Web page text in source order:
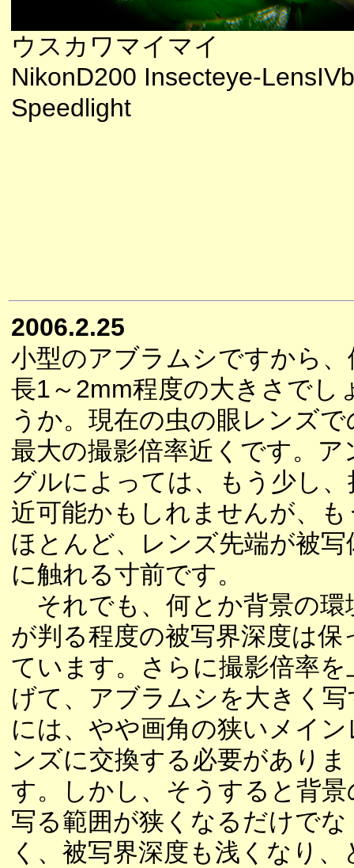
ウスカワマイマイ
NikonD200 Insecteye-
Speedlight
2006.2.25
小型のアブラムシですから、
長1～2mm程度の大きさでし
うか。現在の虫の眼レンズで
最大の撮影倍率近くです。ア
グルによっては、もう少し、
近可能かもしれませんが、も
ほとんど、レンズ先端が被写
に触れる寸前です。
それでも、何とか背景の環
が判る程度の被写界深度は保
ています。さらに撮影倍率を
げて、アブラムシを大きく写
には、やや画角の狭いメイン
ンズに交換する必要がありま
す。しかし、そうすると背景
写る範囲が狭くなるだけでな
く、被写界深度も浅くなり、